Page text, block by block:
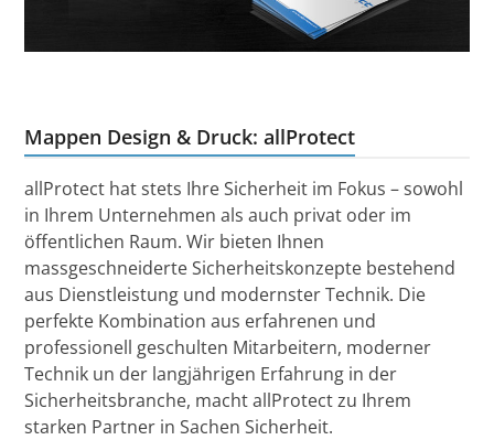
Mappen Design & Druck: allProtect
allProtect hat stets Ihre Sicherheit im Fokus – sowohl
in Ihrem Unternehmen als auch privat oder im
öffentlichen Raum. Wir bieten Ihnen
massgeschneiderte Sicherheitskonzepte bestehend
aus Dienstleistung und modernster Technik. Die
perfekte Kombination aus erfahrenen und
professionell geschulten Mitarbeitern, moderner
Technik un der langjährigen Erfahrung in der
Sicherheitsbranche, macht allProtect zu Ihrem
starken Partner in Sachen Sicherheit.